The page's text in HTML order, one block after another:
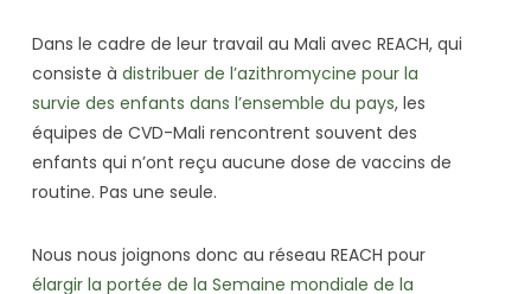
Dans le cadre de leur travail au Mali avec REACH, qui
consiste à distribuer de l’azithromycine pour la
survie des enfants dans l’ensemble du pays, les
équipes de CVD-Mali rencontrent souvent des
enfants qui n’ont reçu aucune dose de vaccins de
routine. Pas une seule.
Nous nous joignons donc au réseau REACH pour
élargir la portée de la Semaine mondiale de la